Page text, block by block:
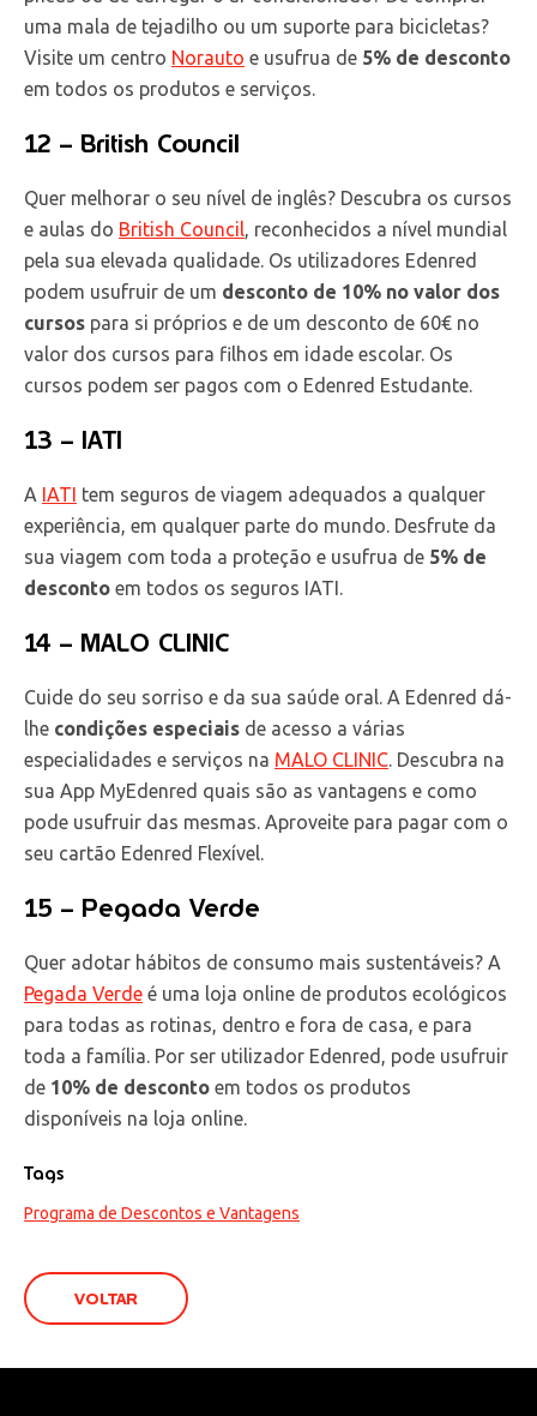
uma mala de tejadilho ou um suporte para bicicletas?
Visite um centro Norauto e usufrua de 5% de desconto
em todos os produtos e serviços.
12 – British Council
Quer melhorar o seu nível de inglês? Descubra os cursos
e aulas do British Council
, reconhecidos a nível mundial
pela sua elevada qualidade. Os utilizadores Edenred
podem usufruir de um desconto de 10% no valor dos
cursos para si próprios e de um desconto de 60€ no
valor dos cursos para filhos em idade escolar. Os
cursos podem ser pagos com o Edenred Estudante.
13 – IATI
A IATI tem seguros de viagem adequados a qualquer
experiência, em qualquer parte do mundo. Desfrute da
sua viagem com toda a proteção e usufrua de 5% de
desconto em todos os seguros IATI.
14 – MALO CLINIC
Cuide do seu sorriso e da sua saúde oral. A Edenred dá-
lhe condições especiais de acesso a várias
especialidades e serviços na MALO CLINIC . Descubra na
sua App MyEdenred quais são as vantagens e como
pode usufruir das mesmas. Aproveite para pagar com o
seu cartão Edenred Flexível.
15 – Pegada Verde
Quer adotar hábitos de consumo mais sustentáveis? A
Pegada Verde é uma loja online de produtos ecológicos
para todas as rotinas, dentro e fora de casa, e para
toda a família. Por ser utilizador Edenred, pode usufruir
de 10% de desconto em todos os produtos
disponíveis na loja online.
Tags
Programa de Descontos e Vantagens
VOLTAR